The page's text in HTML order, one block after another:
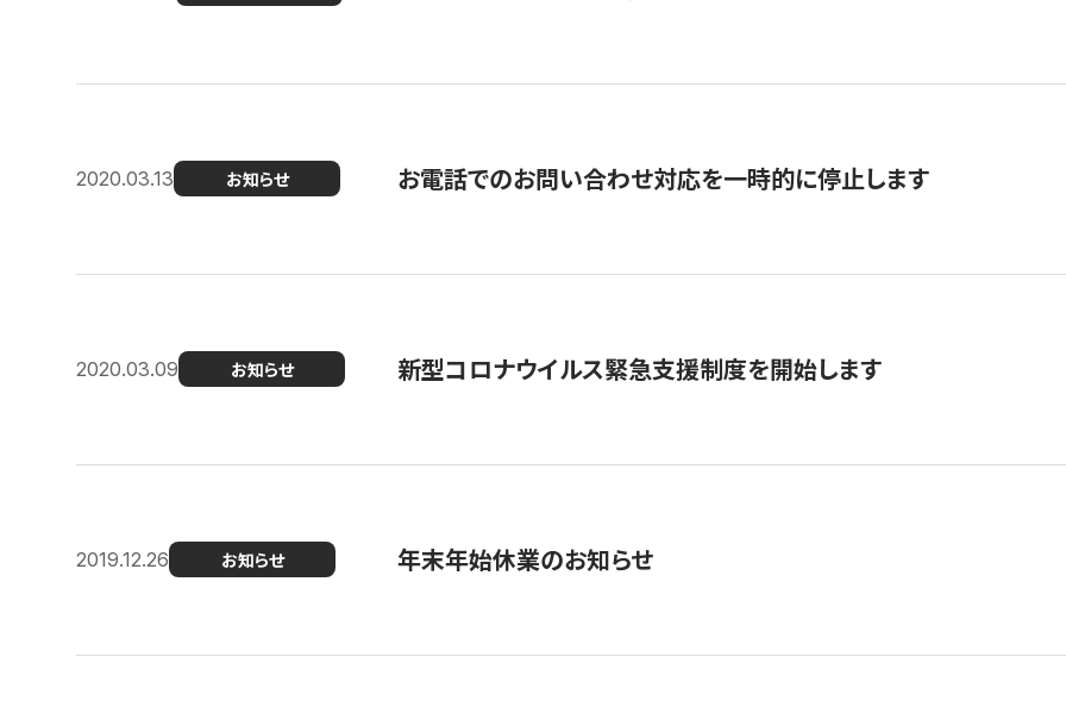
2020.03.13 お知らせ お電話でのお問い合わせ対応を一時的に停止します
2020.03.09 お知らせ 新型コロナウイルス緊急支援制度を開始します
2019.12.26 お知らせ 年末年始休業のお知らせ